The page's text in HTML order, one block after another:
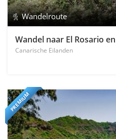
Wandelroute
Wandel naar El Rosario
Canarische Eilanden
PREMIUM